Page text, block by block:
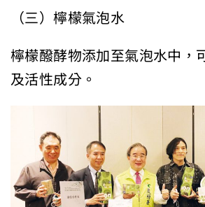
（三）檸檬氣泡水
檸檬醱酵物添加至氣泡水中
及活性成分。